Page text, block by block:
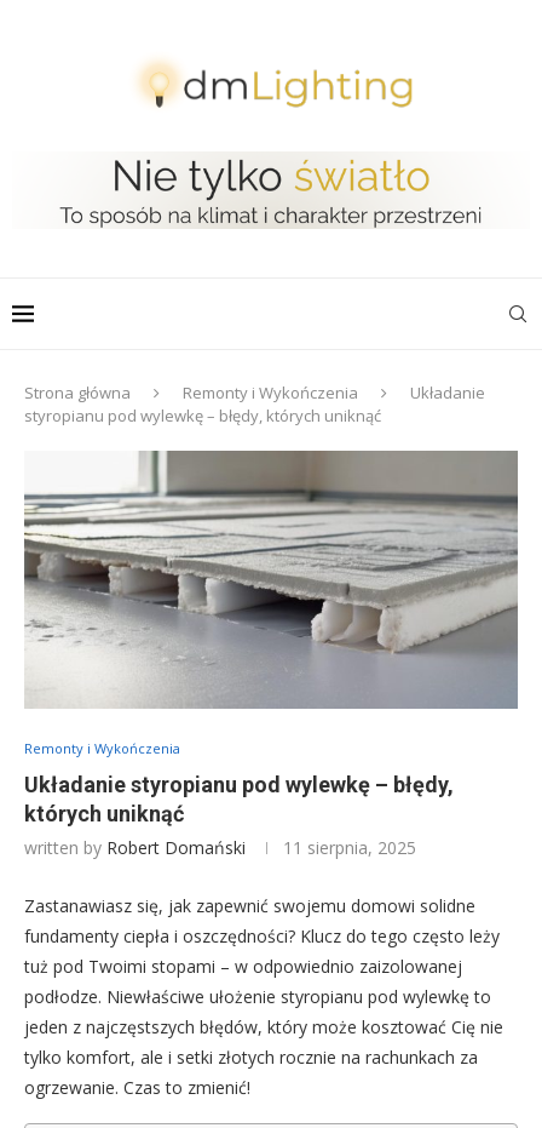
Strona główna Remonty i Wykończenia
Układanie
styropianu pod wylewkę – błędy, których uniknąć
Remonty i Wykończenia
Układanie styropianu pod wylewkę – błędy,
których uniknąć
written by Robert Domański 11 sierpnia, 2025
Zastanawiasz się, jak zapewnić swojemu domowi solidne
fundamenty ciepła i oszczędności? Klucz do tego często leży
tuż pod Twoimi stopami – w odpowiednio zaizolowanej
podłodze. Niewłaściwe ułożenie styropianu pod wylewkę to
jeden z najczęstszych błędów, który może kosztować Cię nie
tylko komfort, ale i setki złotych rocznie na rachunkach za
ogrzewanie. Czas to zmienić!